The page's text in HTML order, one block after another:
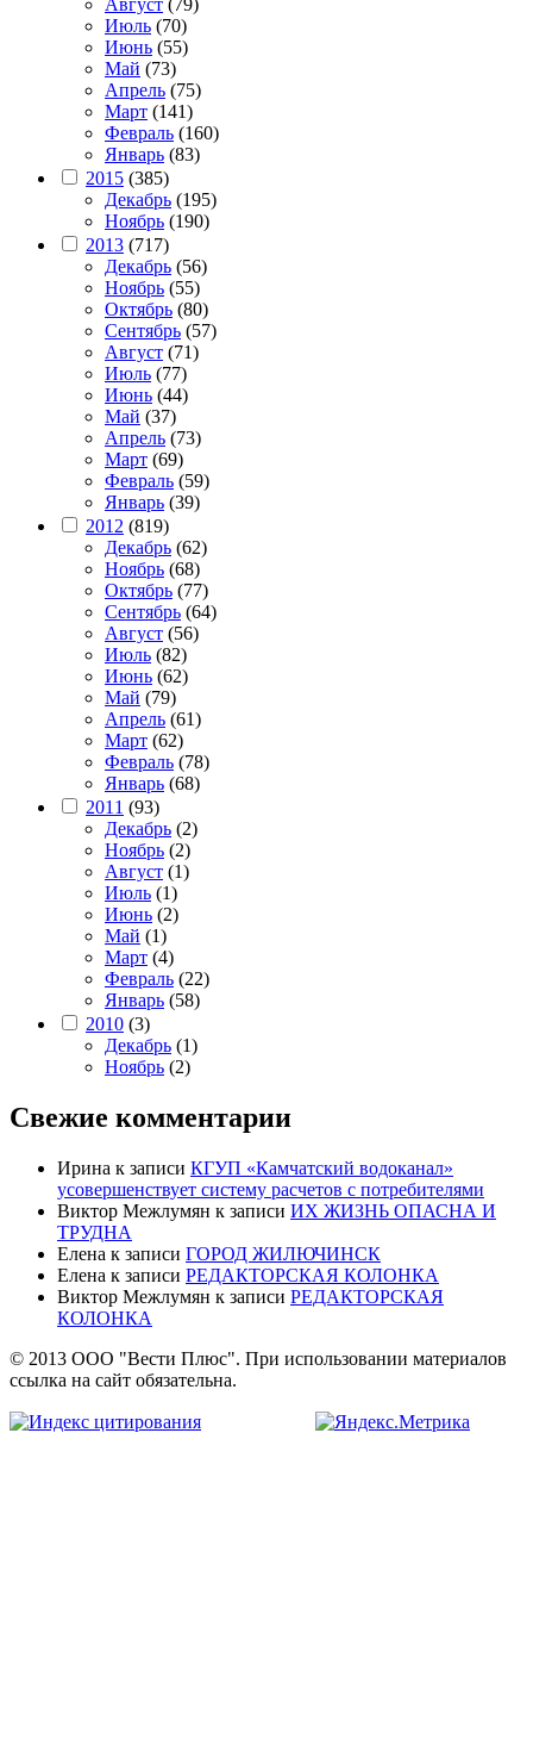
Август (79)
Июль (70)
Июнь (55)
Май (73)
Апрель (75)
Март (141)
Февраль (160)
Январь (83)
2015 (385)
Декабрь (195)
Ноябрь (190)
2013 (717)
Декабрь (56)
Ноябрь (55)
Октябрь (80)
Сентябрь (57)
Август (71)
Июль (77)
Июнь (44)
Май (37)
Апрель (73)
Март (69)
Февраль (59)
Январь (39)
2012 (819)
Декабрь (62)
Ноябрь (68)
Октябрь (77)
Сентябрь (64)
Август (56)
Июль (82)
Июнь (62)
Май (79)
Апрель (61)
Март (62)
Февраль (78)
Январь (68)
2011 (93)
Декабрь (2)
Ноябрь (2)
Август (1)
Июль (1)
Июнь (2)
Май (1)
Март (4)
Февраль (22)
Январь (58)
2010 (3)
Декабрь (1)
Ноябрь (2)
Свежие комментарии
Ирина к записи КГУП «Камчатский водоканал»
усовершенствует систему расчетов с потребителями
Виктор Межлумян к записи ИХ ЖИЗНЬ ОПАСНА И
ТРУДНА
Елена к записи ГОРОД ЖИЛЮЧИНСК
Елена к записи РЕДАКТОРСКАЯ КОЛОНКА
Виктор Межлумян к записи РЕДАКТОРСКАЯ
КОЛОНКА
© 2013 ООО "Вести Плюс". При использовании материалов
ссылка на сайт обязательна.